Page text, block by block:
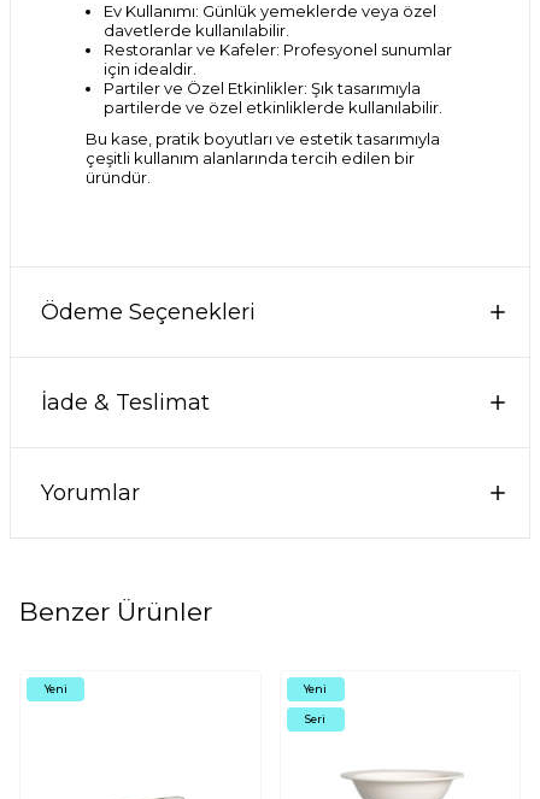
Ev Kullanımı: Günlük yemeklerde veya özel
davetlerde kullanılabilir.
Restoranlar ve Kafeler: Profesyonel sunumlar
için idealdir.
Partiler ve Özel Etkinlikler: Şık tasarımıyla
partilerde ve özel etkinliklerde kullanılabilir.
Bu kase, pratik boyutları ve estetik tasarımıyla
çeşitli kullanım alanlarında tercih edilen bir
üründür.
Ödeme Seçenekleri
İade & Teslimat
Yorumlar
Benzer Ürünler
Yeni Yeni
Seri